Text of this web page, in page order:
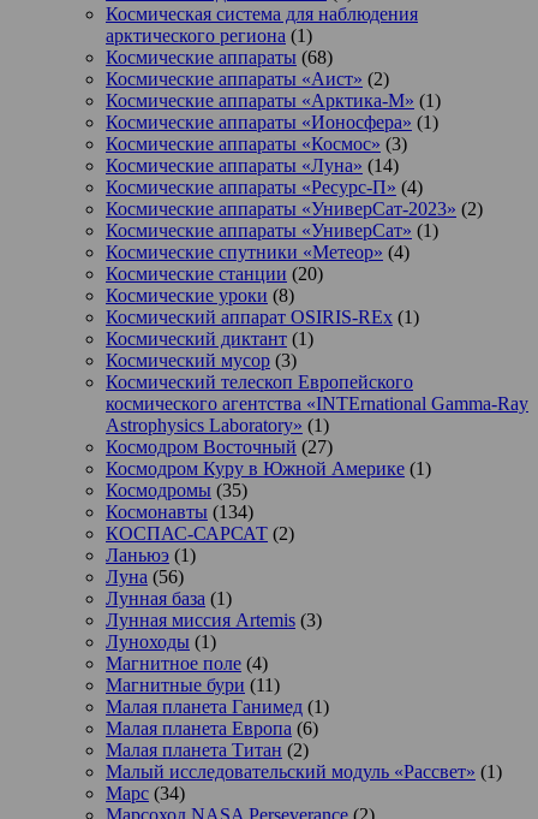
Космическая система для наблюдения
арктического региона (1)
Космические аппараты (68)
Космические аппараты «Аист» (2)
Космические аппараты «Арктика-М» (1)
Космические аппараты «Ионосфера» (1)
Космические аппараты «Космос» (3)
Космические аппараты «Луна» (14)
Космические аппараты «Ресурс-П» (4)
Космические аппараты «УниверСат-2023» (2)
Космические аппараты «УниверСат» (1)
Космические спутники «Метеор» (4)
Космические станции (20)
Космические уроки (8)
Космический аппарат OSIRIS-REx (1)
Космический диктант (1)
Космический мусор (3)
Космический телескоп Европейского
космического агентства «INTErnational Gamma-Ray
Astrophysics Laboratory» (1)
Космодром Восточный (27)
Космодром Куру в Южной Америке (1)
Космодромы (35)
Космонавты (134)
КОСПАС-САРСАТ (2)
Ланьюэ (1)
Луна (56)
Лунная база (1)
Лунная миссия Artemis (3)
Луноходы (1)
Магнитное поле (4)
Магнитные бури (11)
Малая планета Ганимед (1)
Малая планета Европа (6)
Малая планета Титан (2)
Малый исследовательский модуль «Рассвет» (1)
Марс (34)